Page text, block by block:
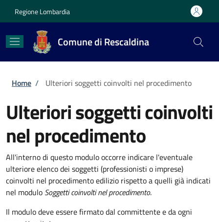
Regione Lombardia
Comune di Rescaldina
Briciole di pane
Home / Ulteriori soggetti coinvolti nel procedimento
Ulteriori soggetti coinvolti
nel procedimento
All'interno di questo modulo occorre indicare l'eventuale
ulteriore elenco dei soggetti (professionisti o imprese)
coinvolti nel procedimento edilizio rispetto a quelli già indicati
nel modulo Soggetti coinvolti nel procedimento.
Il modulo deve essere firmato dal committente e da ogni